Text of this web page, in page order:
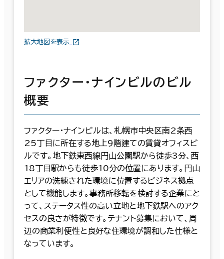
拡大地図を表示
ファクター・ナインビルのビル
概要
ファクター・ナインビルは、札幌市中央区南2条西
25丁目に所在する地上9階建ての賃貸オフィスビ
ルです。地下鉄東西線円山公園駅から徒歩3分、西
18丁目駅からも徒歩10分の位置にあります。円山
エリアの洗練された環境に位置するビジネス拠点
として機能します。事務所移転を検討する企業にと
って、ステータス性の高い立地と地下鉄駅へのアク
セスの良さが特徴です。テナント募集において、周
辺の商業利便性と良好な住環境が調和した仕様と
なっています。